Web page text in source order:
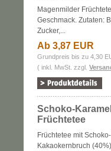
Magenmilder
Geschmack. Zutaten:
Zucker,...
Ab 3,87 EUR
Grundpreis bis zu 4,30
( inkl. MwSt. zzgl.
Schoko-
Früchtetee
Früchtetee mit
Kakaokernbruch